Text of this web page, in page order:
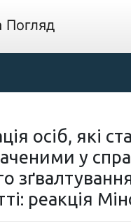
Погляд
осіб, які
у
реакція